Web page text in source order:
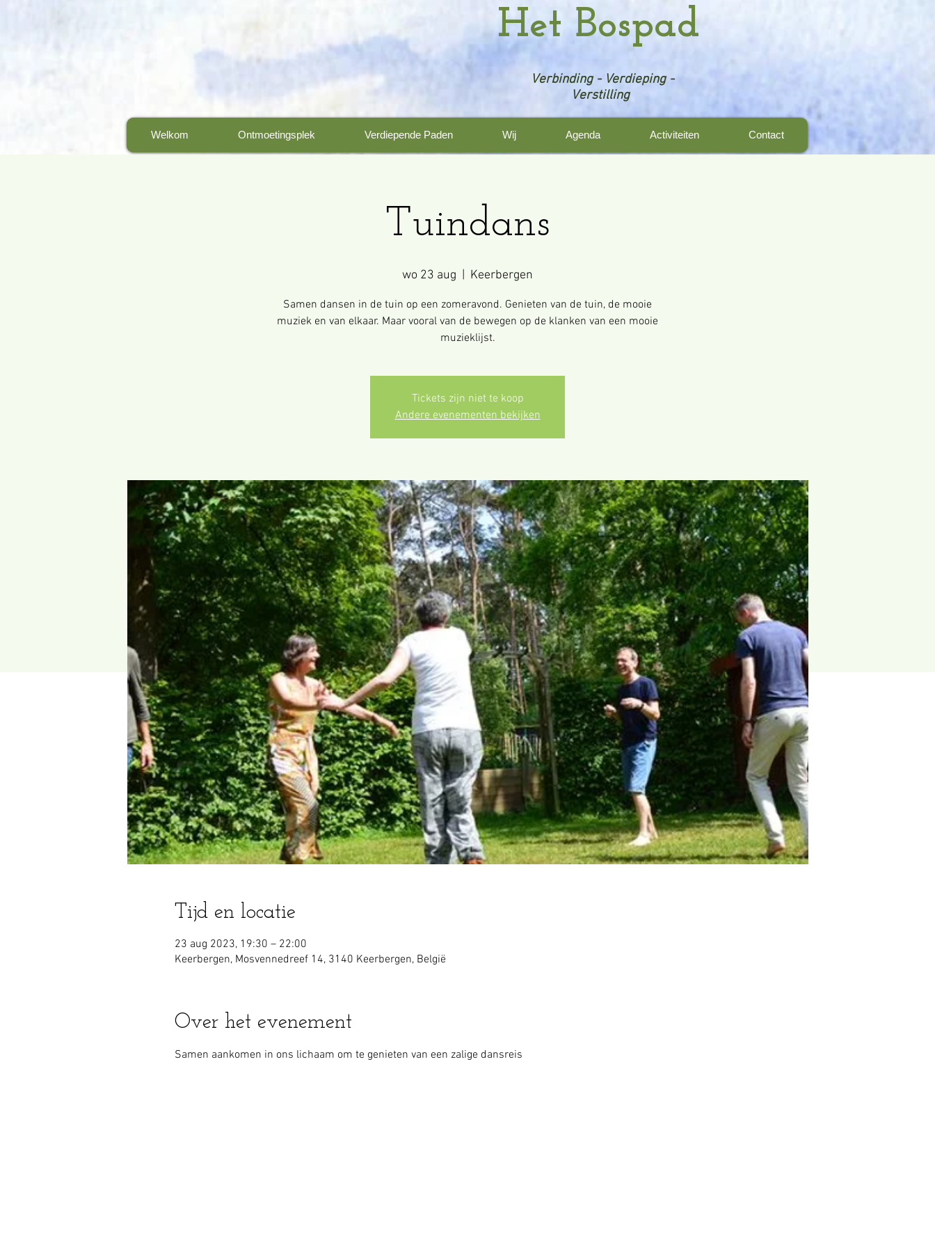
Het Bospad
Verbinding - Verdieping -
Verstilling
Welkom Ontmoetingsplek Verdiepende Paden Wij Agenda Activiteiten Contact
Tuindans
wo 23 aug Keerbergen
Samen dansen in de tuin op een zomeravond. Genieten van de tuin, de mooie
muziek en van elkaar. Maar vooral van de bewegen op de klanken van een mooie
muzieklijst.
Tickets zijn niet te koop
Andere evenementen bekijken
Tijd en locatie
23 aug 2023, 19:30 – 22:00
Keerbergen, Mosvennedreef 14, 3140 Keerbergen, België
Over het evenement
Samen aankomen in ons lichaam om te genieten van een zalige dansreis